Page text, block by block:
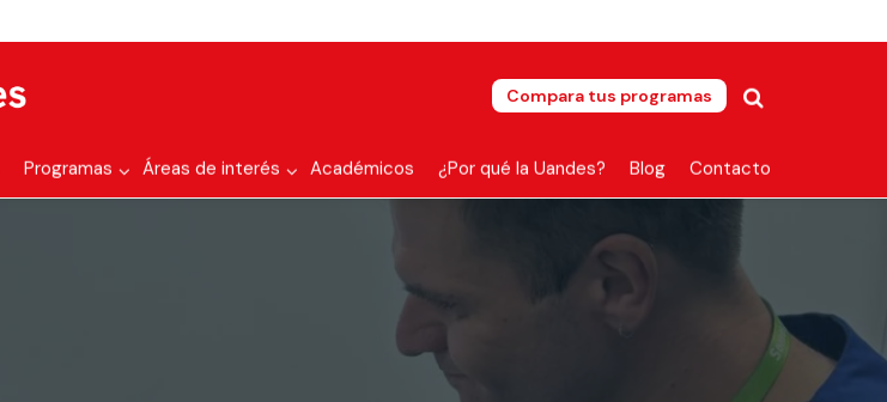
Compara tus programas
Programas Áreas de interés Académicos ¿Por qué la Uandes? Blog Contacto